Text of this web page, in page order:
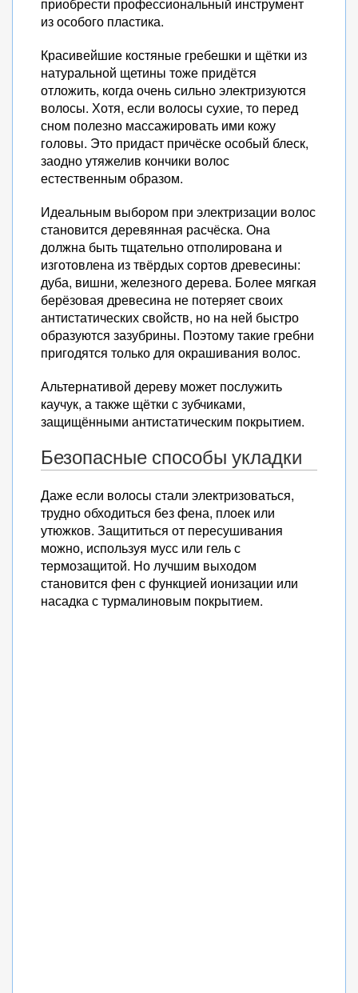
из особого пластика.
Красивейшие костяные гребешки и щётки из
натуральной щетины тоже придётся
отложить, когда очень сильно электризуются
волосы. Хотя, если волосы сухие, то перед
сном полезно массажировать ими кожу
головы. Это придаст причёске особый блеск,
заодно утяжелив кончики волос
естественным образом.
Идеальным выбором при электризации волос
становится деревянная расчёска. Она
должна быть тщательно отполирована и
изготовлена из твёрдых сортов древесины:
дуба, вишни, железного дерева. Более мягкая
берёзовая древесина не потеряет своих
антистатических свойств, но на ней быстро
образуются зазубрины. Поэтому такие гребни
пригодятся только для окрашивания волос.
Альтернативой дереву может послужить
каучук, а также щётки с зубчиками,
защищёнными антистатическим покрытием.
Безопасные способы укладки
Даже если волосы стали электризоваться,
трудно обходиться без фена, плоек или
утюжков. Защититься от пересушивания
можно, используя мусс или гель с
термозащитой. Но лучшим выходом
становится фен с функцией ионизации или
насадка с турмалиновым покрытием.